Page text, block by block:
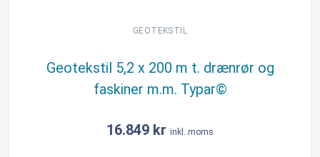
og
faskiner
m.m.
antal
GEOTEKSTIL
Geotekstil 5,2 x 200 m t. drænrør og
faskiner m.m. Typar©
16.849 kr inkl. moms